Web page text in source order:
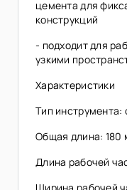
цемента для
конструкций
- подходит для
узкими
Характеристики
Тип
Общая длина: 180
Длина рабочей